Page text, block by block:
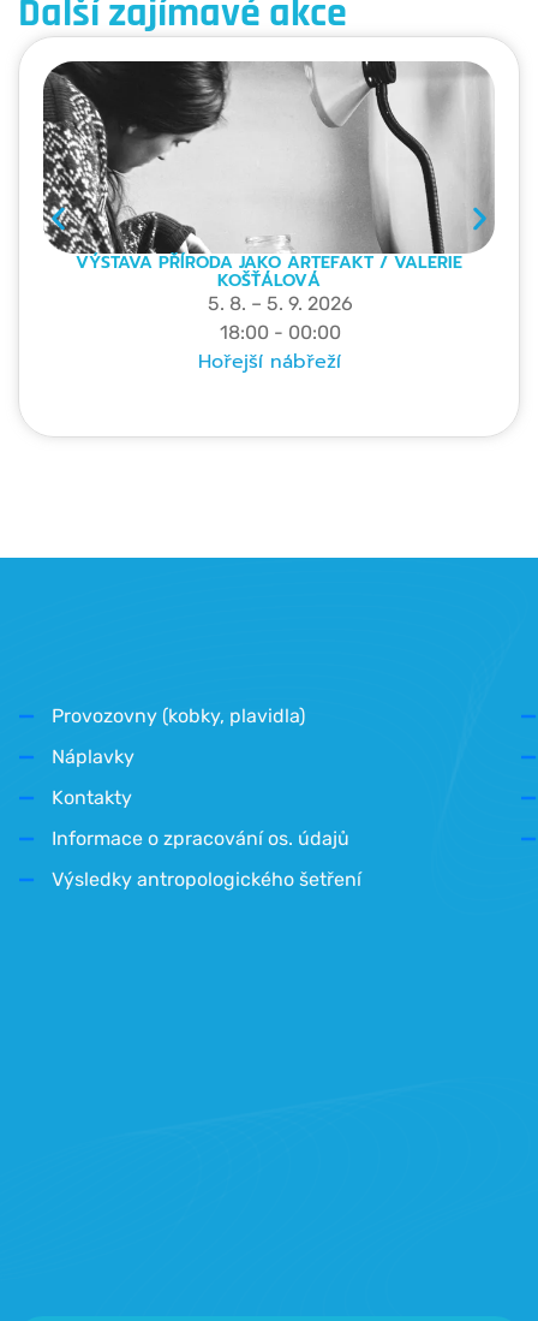
Další zajímavé akce
VÝSTAVA PŘÍRODA JAKO ARTEFAKT / VALERIE
KOŠŤÁLOVÁ
5. 8. – 5. 9. 2026
18:00 - 00:00
Hořejší nábřeží
Provozovny (kobky, plavidla)
Náplavky
Kontakty
Informace o zpracování os. údajů
Výsledky antropologického šetření